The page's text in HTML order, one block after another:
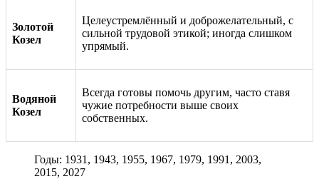
Золотой
Козел
Целеустремлённый и доброжелательный, с
сильной трудовой этикой; иногда слишком
упрямый.
Водяной
Козел
Всегда готовы помочь другим, часто ставя
чужие потребности выше своих
собственных.
Годы: 1931, 1943, 1955, 1967, 1979, 1991, 2003,
2015, 2027